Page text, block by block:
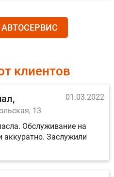
клиентов
13
01.03.2022
Обслуживание на
Заслужили